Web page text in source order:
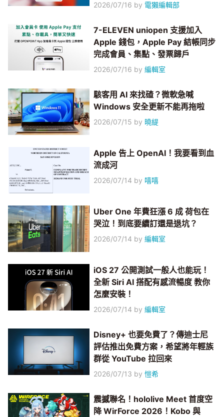
2026/07/16 by 電獺編輯部
7-ELEVEN uniopen 支援加入
Apple 錢包，Apple Pay 結帳同步
完成會員、集點、發票歸戶
2026/07/16 by編輯室
駭客用 AI 來找碴？微軟急喊
Windows 安全更新不能再拖啦
2026/07/15 by 曉緹
Apple 告上 OpenAI！我要看到血
流成河
2026/07/14 by 嘻嘻
Uber One 年費狂漲 6 成 荷包在
哭泣！到底要續訂還是退坑？
2026/07/14 by編輯室
iOS 27 公開測試一般人也能玩！
全新 Siri AI 搭配有感流暢度 教你
怎麼安裝！
2026/07/14 by編輯室
Disney+ 也要免費了？傳迪士尼
評估推出免費方案，希望將年輕族
群從 YouTube 拉回來
2026/07/13 by愷希
震撼聯名！hololive Meet 首度空
降 WirForce 2026！Kobo 與